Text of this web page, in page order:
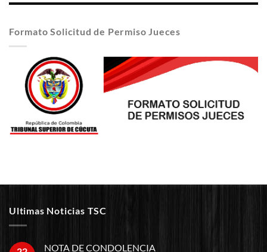
Formato Solicitud de Permiso Jueces
Ultimas Noticias TSC
NOTA DE CONDOLENCIA